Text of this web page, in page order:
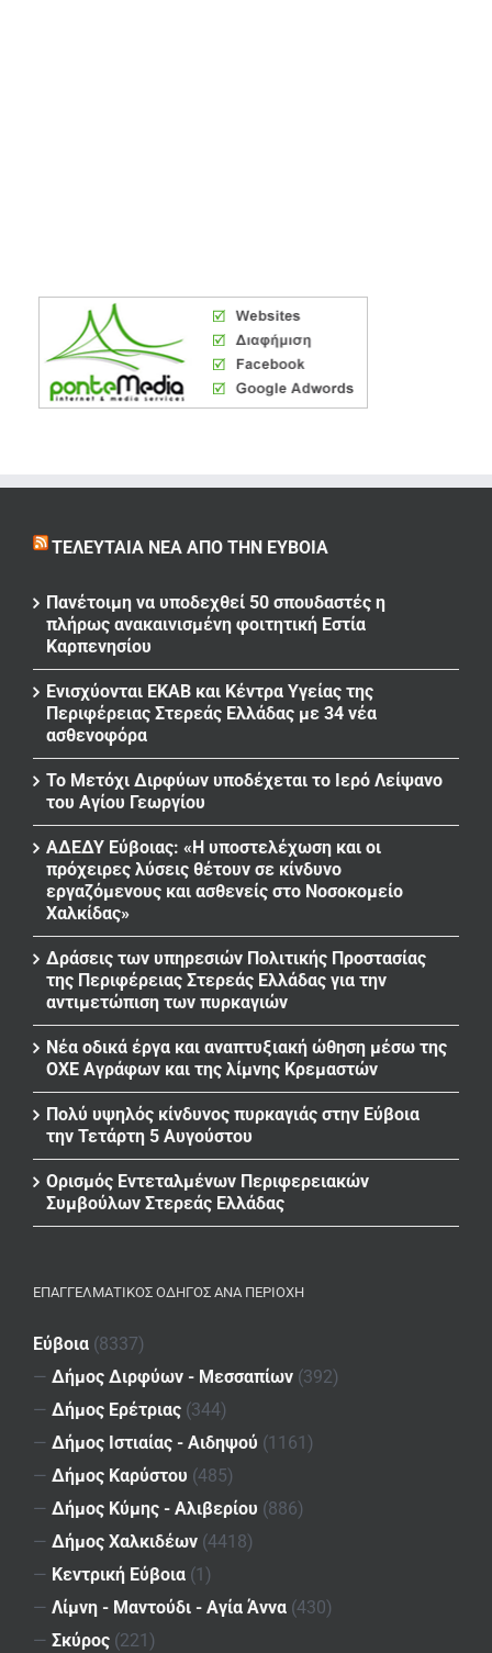
ΤΕΛΕΥΤΑΊΑ ΝΈΑ ΑΠΌ ΤΗΝ ΕΎΒΟΙΑ
Πανέτοιμη να υποδεχθεί 50 σπουδαστές η
πλήρως ανακαινισμένη φοιτητική Εστία
Καρπενησίου
Ενισχύονται ΕΚΑΒ και Κέντρα Υγείας της
Περιφέρειας Στερεάς Ελλάδας με 34 νέα
ασθενοφόρα
Το Μετόχι Διρφύων υποδέχεται το Ιερό Λείψανο
του Αγίου Γεωργίου
ΑΔΕΔΥ Εύβοιας: «Η υποστελέχωση και οι
πρόχειρες λύσεις θέτουν σε κίνδυνο
εργαζόμενους και ασθενείς στο Νοσοκομείο
Χαλκίδας»
Δράσεις των υπηρεσιών Πολιτικής Προστασίας
της Περιφέρειας Στερεάς Ελλάδας για την
αντιμετώπιση των πυρκαγιών
Νέα οδικά έργα και αναπτυξιακή ώθηση μέσω της
ΟΧΕ Αγράφων και της λίμνης Κρεμαστών
Πολύ υψηλός κίνδυνος πυρκαγιάς στην Εύβοια
την Τετάρτη 5 Αυγούστου
Ορισμός Εντεταλμένων Περιφερειακών
Συμβούλων Στερεάς Ελλάδας
ΕΠΑΓΓΕΛΜΑΤΙΚΌΣ ΟΔΗΓΌΣ ΑΝΆ ΠΕΡΙΟΧΉ
Εύβοια (8337)
— Δήμος Διρφύων - Μεσσαπίων (392)
— Δήμος Ερέτριας (344)
— Δήμος Ιστιαίας - Αιδηψού (1161)
— Δήμος Καρύστου (485)
— Δήμος Κύμης - Αλιβερίου (886)
— Δήμος Χαλκιδέων (4418)
— Κεντρική Εύβοια (1)
— Λίμνη - Μαντούδι - Αγία Άννα (430)
— Σκύρος (221)